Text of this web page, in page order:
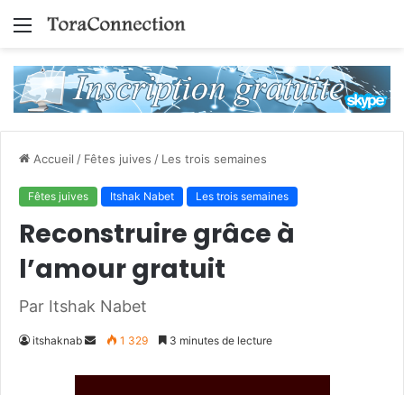
Menu
Accueil / Fêtes juives / Les trois semaines
Fêtes juives Itshak Nabet Les trois semaines
Reconstruire grâce à
l’amour gratuit
Par Itshak Nabet
itshaknab
Envoyer1 329 3 minutes de lecture